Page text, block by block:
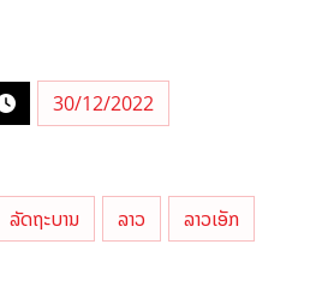
30/12/2022
ລັດຖະບານ ລາວ ລາວເອັກ